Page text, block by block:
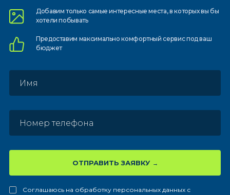
Добавим только самыеинтересные места, в которыхвы бы
хотели побывать
Предоставим максимально комфортныйсервис под ваш
бюджет
ОТПРАВИТЬ ЗАЯВКУ
Соглашаюсь на обработку персональных данных с